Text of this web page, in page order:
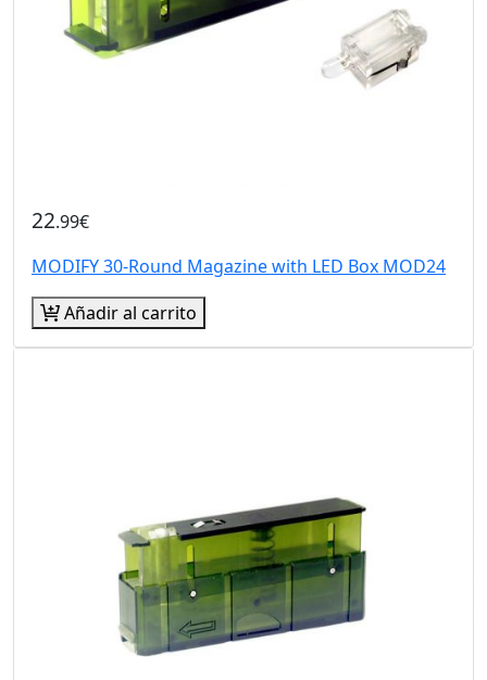
22.99€
MODIFY 30-Round Magazine with LED Box MOD24
Añadir al carrito